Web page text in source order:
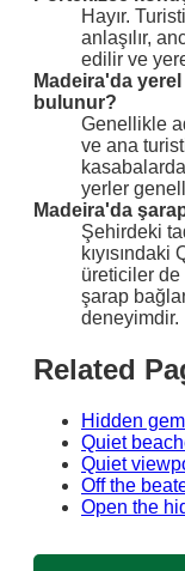
Hayır.
anlaşılır,
edilir ve
Madeira'da
bulunur?
Genellikle
ve ana
yerler
Madeira'da
Şehirdeki
üreticiler de
şarap
deneyimdir.
Related
Hidden
Quiet
Quiet
Off the
Open the